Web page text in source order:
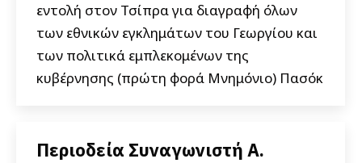
εντολή στον Τσίπρα για διαγραφή όλων
των εθνικών εγκλημάτων του Γεωργίου και
των πολιτικά εμπλεκομένων της
κυβέρνησης (πρώτη φορά Μνημόνιο) Πασόκ
Περιοδεία Συναγωνιστή Α.